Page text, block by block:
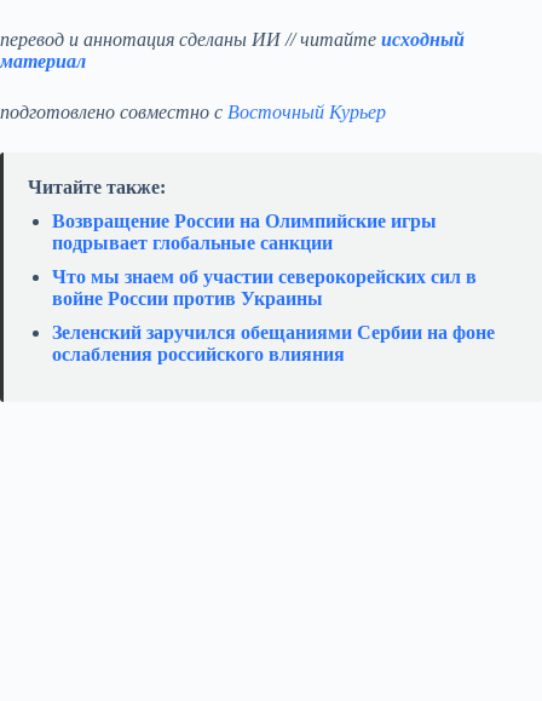
перевод и аннотация сделаны ИИ // читайте исходный
материал
подготовлено совместно с Восточный Курьер
Читайте также:
Возвращение России на Олимпийские игры
подрывает глобальные санкции
Что мы знаем об участии северокорейских сил в
войне России против Украины
Зеленский заручился обещаниями Сербии на фоне
ослабления российского влияния